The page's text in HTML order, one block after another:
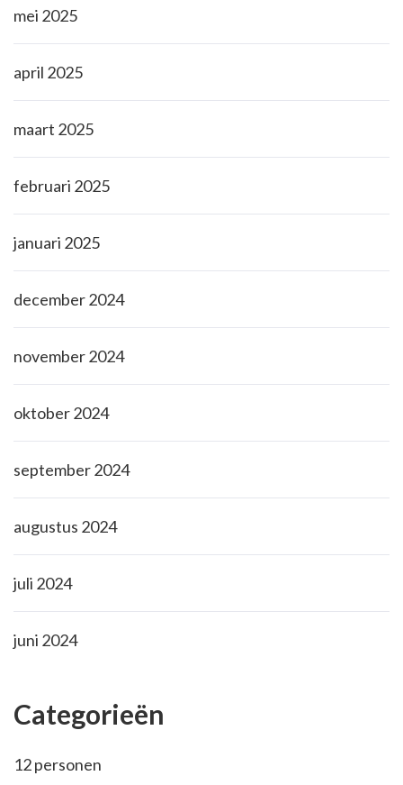
mei 2025
april 2025
maart 2025
februari 2025
januari 2025
december 2024
november 2024
oktober 2024
september 2024
augustus 2024
juli 2024
juni 2024
Categorieën
12 personen